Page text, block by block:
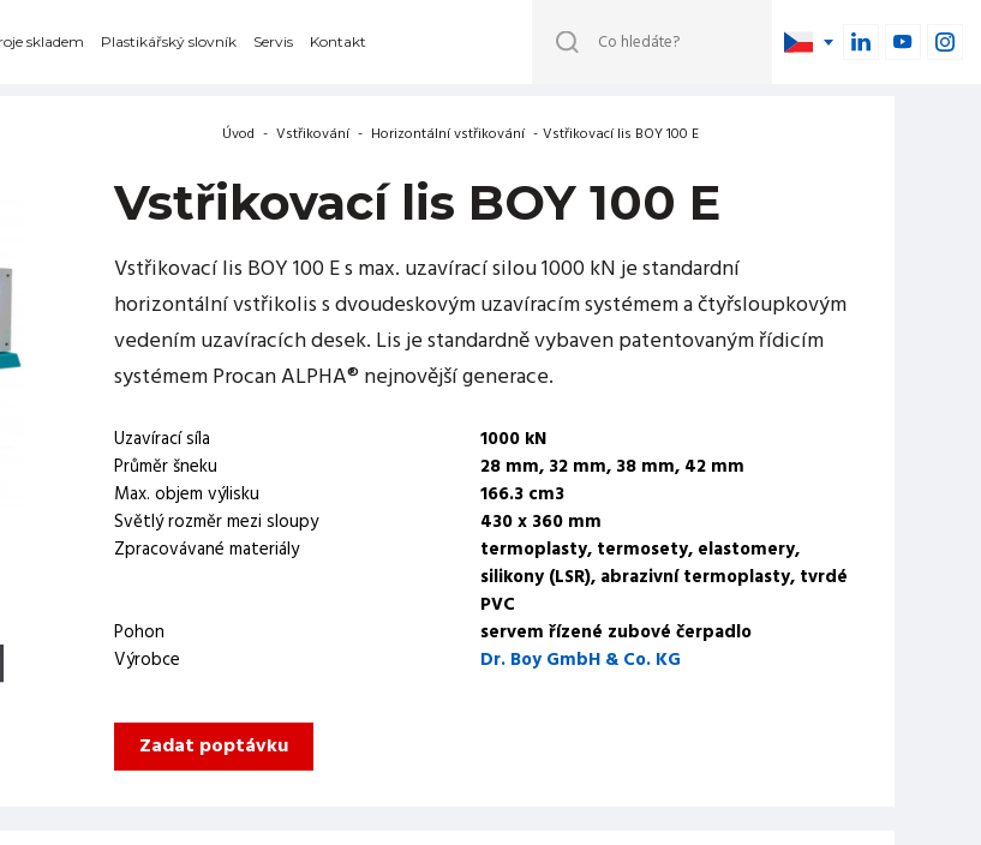
skladem Plastikářský slovník Servis Kontakt
Úvod - Vstřikování - Horizontální vstřikování - Vstřikovací lis BOY 100 E
Vstřikovací lis BOY 100 E
Vstřikovací lis BOY 100 E s max. uzavírací silou 1000 kN je standardní
horizontální vstřikolis s dvoudeskovým uzavíracím systémem a čtyřsloupkovým
vedením uzavíracích desek. Lis je standardně vybaven patentovaným řídicím
systémem Procan ALPHA® nejnovější generace.
Uzavírací síla
1000 kN
Průměr šneku
28 mm, 32 mm, 38 mm, 42 mm
Max. objem výlisku
166.3 cm3
Světlý rozměr mezi sloupy
430 x 360 mm
Zpracovávané materiály
termoplasty, termosety, elastomery,
silikony (LSR), abrazivní termoplasty, tvrdé
PVC
Pohon
servem řízené zubové čerpadlo
Výrobce
Dr. Boy GmbH & Co. KG
Zadat poptávku